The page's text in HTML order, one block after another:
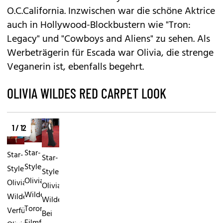
O.C.California. Inzwischen war die schöne Aktrice
auch in Hollywood-Blockbustern wie "Tron:
Legacy" und "Cowboys and Aliens" zu sehen. Als
Werbeträgerin für Escada war Olivia, die strenge
Veganerin ist, ebenfalls begehrt.
OLIVIA WILDES RED CARPET LOOK
1 / 12
Star-
Style
Olivia
WildeRote
Verführung:
Star-
Style
Olivia
WildeBeim
Toronto
Star-
Style
Olivia
WildeRaffiniert:
Bei